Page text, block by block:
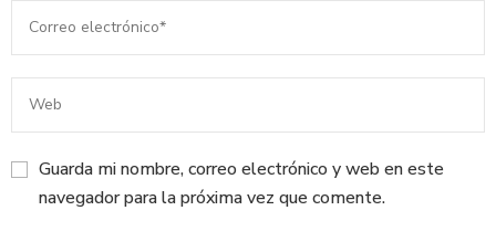
Guarda mi nombre, correo electrónico y web en este
navegador para la próxima vez que comente.